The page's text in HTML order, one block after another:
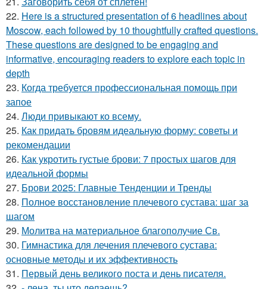
22. Here is a structured presentation of 6 headlines about
Moscow, each followed by 10 thoughtfully crafted questions.
These questions are designed to be engaging and
informative, encouraging readers to explore each topic in
depth
23. Когда требуется профессиональная помощь при
запое
24. Люди привыкают ко всему.
25. Как придать бровям идеальную форму: советы и
рекомендации
26. Как укротить густые брови: 7 простых шагов для
идеальной формы
27. Брови 2025: Главные Тенденции и Тренды
28. Полное восстановление плечевого сустава: шаг за
шагом
29. Молитва на материальное благополучие Св.
30. Гимнастика для лечения плечевого сустава:
основные методы и их эффективность
31. Первый день великого поста и день писателя.